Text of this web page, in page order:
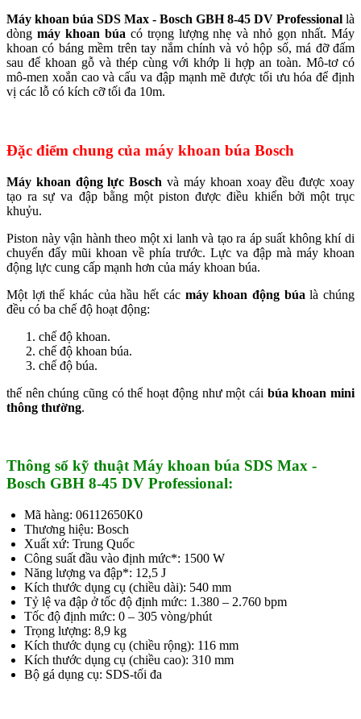
Máy khoan búa SDS Max - Bosch GBH 8-45 DV Professional là
dòng máy khoan búa có trọng lượng nhẹ và nhỏ gọn nhất. Máy
khoan có báng mềm trên tay nắm chính và vỏ hộp số, má đỡ đấm
sau để khoan gỗ và thép cùng với khớp li hợp an toàn. Mô-tơ có
mô-men xoắn cao và cấu va đập mạnh mẽ được tối ưu hóa để định
vị các lỗ có kích cỡ tối đa 10m.
Đặc điểm chung của máy khoan búa Bosch
Máy khoan động lực Bosch và máy khoan xoay đều được xoay
tạo ra sự va đập bằng một piston được điều khiển bởi một trục
khuỷu.
Piston này vận hành theo một xi lanh và tạo ra áp suất không khí di
chuyển đẩy mũi khoan về phía trước. Lực va đập mà máy khoan
động lực cung cấp mạnh hơn của máy khoan búa.
Một lợi thế khác của hầu hết các máy khoan động búa là chúng
đều có ba chế độ hoạt động:
chế độ khoan.
chế độ khoan búa.
chế độ búa.
thế nên chúng cũng có thể hoạt động như một cái búa khoan mini
thông thường.
Thông số kỹ thuật Máy khoan búa SDS Max -
Bosch GBH 8-45 DV Professional:
Mã hàng: 06112650K0
Thương hiệu: Bosch
Xuất xứ: Trung Quốc
Công suất đầu vào định mức*: 1500 W
Năng lượng va đập*: 12,5 J
Kích thước dụng cụ (chiều dài): 540 mm
Tỷ lệ va đập ở tốc độ định mức: 1.380 – 2.760 bpm
Tốc độ định mức: 0 – 305 vòng/phút
Trọng lượng: 8,9 kg
Kích thước dụng cụ (chiều rộng): 116 mm
Kích thước dụng cụ (chiều cao): 310 mm
Bộ gá dụng cụ: SDS-tối đa